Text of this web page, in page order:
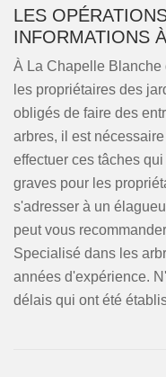
LES
INFORMATIONS
À La Chapelle Blanche
les propriétaires des
obligés de faire des
arbres, il est
effectuer ces tâches
graves pour les
s'adresser à un
peut vous
Specialisé dans les
années d'expérience.
délais qui ont été